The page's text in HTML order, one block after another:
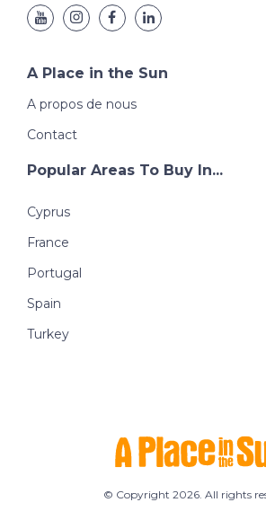
A Place in the Sun
A propos de nous
Contact
Popular Areas To Buy In...
Cyprus
France
Portugal
Spain
Turkey
© Copyright 2026. All rights